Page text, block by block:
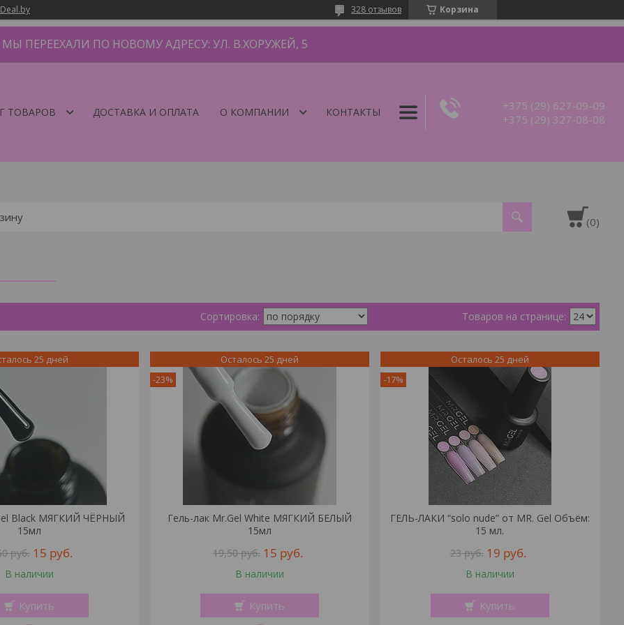
Корзина
328 отзывов
МЫ ПЕРЕЕХАЛИ ПО НОВОМУ АДРЕСУ: УЛ. В.ХОРУЖЕЙ, 5
ТОВАРОВ ДОСТАВКА И ОПЛАТА О КОМПАНИИ КОНТАКТЫ
+375 (29) 627-09-09
+375 (29) 327-08-08
25 дней
Black МЯГКИЙ ЧЁРНЫЙ
15мл
руб. 15 руб.
В наличии
Купить
-23%
Осталось 25 дней
Гель-лак Mr.Gel White МЯГКИЙ БЕЛЫЙ
15мл
19,50руб. 15 руб.
В наличии
Купить
-17%
Осталось 25 дней
ГЕЛЬ-ЛАКИ “solo nude” от MR. Gel Объём:
15 мл.
23руб. 19 руб.
В наличии
Купить